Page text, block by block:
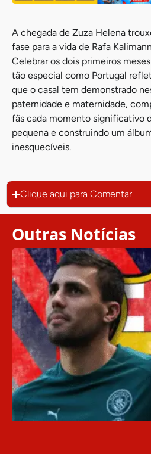
A chegada de Zuza Helena
fase para a vida de Rafa
Celebrar os dois primeiros
tão especial como Portugal
que o casal tem demonstrado
paternidade e maternidade,
fãs cada momento significativo
pequena e construindo um
inesquecíveis.
Clique aqui para Comentar
Outras Notícias